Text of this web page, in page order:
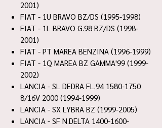
2001)
FIAT - 1U BRAVO BZ/DS (1995-1998)
FIAT - 1L BRAVO G.98 BZ/DS (1998-
2001)
FIAT - PT MAREA BENZINA (1996-1999)
FIAT - 1Q MAREA BZ GAMMA'99 (1999-
2002)
LANCIA - SL DEDRA FL.94 1580-1750
8/16V 2000 (1994-1999)
LANCIA - SX LYBRA BZ (1999-2005)
LANCIA - SF N.DELTA 1400-1600-